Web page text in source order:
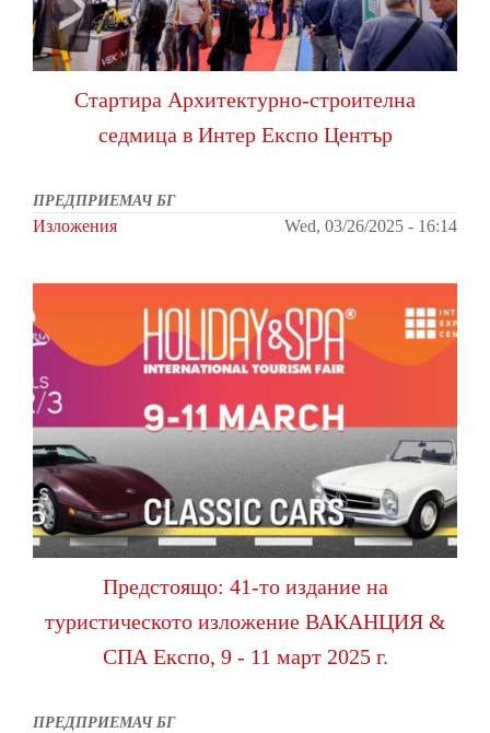
Стартира Архитектурно-строителна
седмица в Интер Експо Център
ПРЕДПРИЕМАЧ БГ
Изложения Wed, 03/26/2025 - 16:14
Предстоящо: 41-то издание на
туристическото изложение ВАКАНЦИЯ &
СПА Експо, 9 - 11 март 2025 г.
ПРЕДПРИЕМАЧ БГ